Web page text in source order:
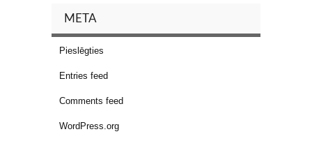
META
Pieslēgties
Entries feed
Comments feed
WordPress.org